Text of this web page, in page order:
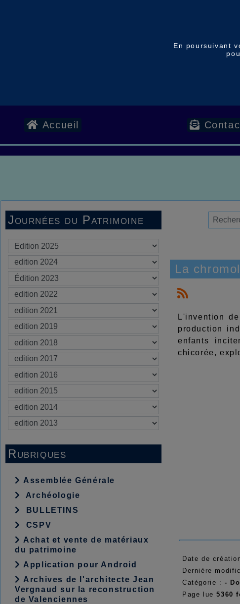
En poursuivant
Accueil
Journées du Patrimoine
Rubriques
Assemblée Générale
Archéologie
BULLETINS
CSPV
Achat et vente de matériaux
du patrimoine
Application pour Android
Archives de l'architecte Jean
Vergnaud sur la reconstruction
de Valenciennes
La
L'invention
production
enfants
chicorée,
Date de
Dernière
Catégorie :-
Page lue5360